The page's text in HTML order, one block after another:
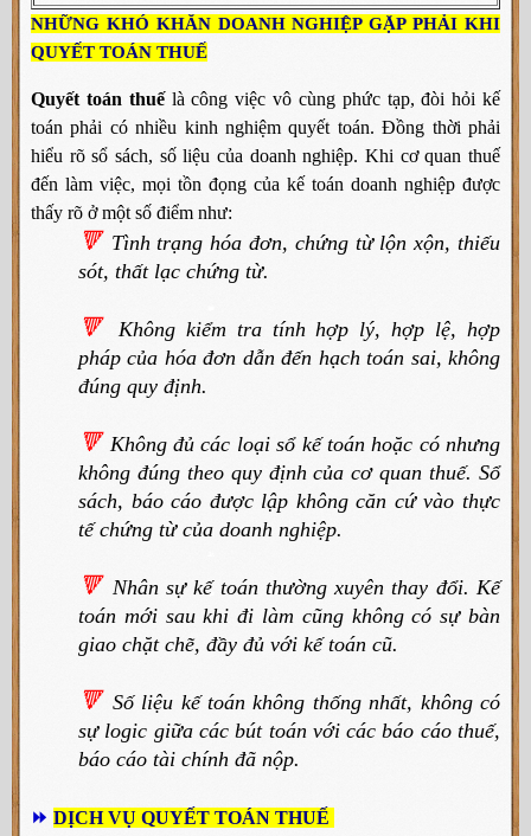
NHỮNG KHÓ KHĂN DOANH NGHIỆP GẶP PHẢI KHI
QUYẾT TOÁN THUẾ
Quyết toán thuế là công việc vô cùng phức tạp, đòi hỏi kế
toán phải có nhiều kinh nghiệm quyết toán. Đồng thời phải
hiểu rõ sổ sách, số liệu ​của doanh nghiệp. Khi cơ quan thuế
đến làm việc, mọi tồn đọng của kế toán doanh nghiệp được
thấy rõ ở một số điểm như:
🔻 Tình trạng hóa đơn, chứng từ lộn xộn, thiếu
sót, thất lạc chứng từ.
🔻
Không kiểm tra tính hợp lý, hợp lệ, hợp
pháp của hóa đơn dẫn đến hạch toán sai, không
đúng quy định.
🔻 Không đủ các loại sổ kế toán hoặc có nhưng
không đúng theo quy định của cơ quan thuế. Sổ
sách, báo cáo được lập không căn cứ vào thực
tế chứng từ của doanh nghiệp.
🔻 Nhân sự kế toán thường xuyên thay đổi. Kế
toán mới sau khi đi làm cũng không có sự bàn
giao chặt chẽ, đầy đủ với kế toán cũ.
🔻 Số liệu kế toán không thống nhất, không có
sự logic giữa các bút toán với các báo cáo thuế,
báo cáo tài chính đã nộp.
⏩ DỊCH VỤ QUYẾT TOÁN THUẾ